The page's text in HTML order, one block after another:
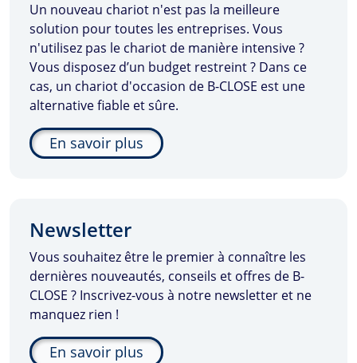
Un nouveau chariot n'est pas la meilleure
solution pour toutes les entreprises. Vous
n'utilisez pas le chariot de manière intensive ?
Vous disposez d’un budget restreint ? Dans ce
cas, un chariot d'occasion de B-CLOSE est une
alternative fiable et sûre.
En savoir plus
Newsletter
Vous souhaitez être le premier à connaître les
dernières nouveautés, conseils et offres de B-
CLOSE ? Inscrivez-vous à notre newsletter et ne
manquez rien !
En savoir plus